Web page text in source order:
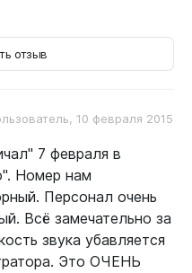
отзыв
, 10 февраля 2015
7 февраля в
Номер нам
Персонал очень
Всё замечательно за
звука убавляется
Это ОЧЕНЬ